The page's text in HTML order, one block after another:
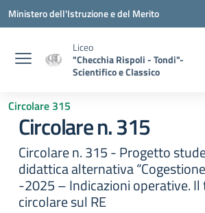
Vai ai contenuti
Vai al menu di navigazione
Vai al footer
Ministero dell'Istruzione e del Merito
Liceo
"Checchia Rispoli - Tondi"-
Scientifico e Classico
Circolare 315
Circolare n. 315
Circolare n. 315 - Progetto
didattica alternativa
-2025 – Indicazioni operative.
circolare sul RE